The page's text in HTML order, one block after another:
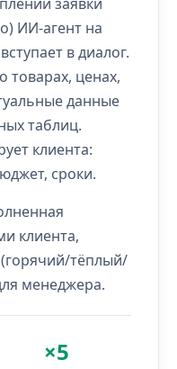
ИИ-агент на
в диалог.
товарах, ценах,
данные
таблиц.
клиента:
сроки.
клиента,
тёплый/
менеджера.
×5